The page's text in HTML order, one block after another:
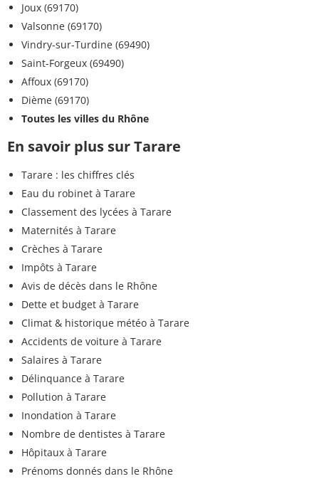
Joux (69170)
Valsonne (69170)
Vindry-sur-Turdine (69490)
Saint-Forgeux (69490)
Affoux (69170)
Dième (69170)
Toutes les villes du Rhône
En savoir plus sur Tarare
Tarare : les chiffres clés
Eau du robinet à Tarare
Classement des lycées à Tarare
Maternités à Tarare
Crèches à Tarare
Impôts à Tarare
Avis de décès dans le Rhône
Dette et budget à Tarare
Climat & historique météo à Tarare
Accidents de voiture à Tarare
Salaires à Tarare
Délinquance à Tarare
Pollution à Tarare
Inondation à Tarare
Nombre de dentistes à Tarare
Hôpitaux à Tarare
Prénoms donnés dans le Rhône